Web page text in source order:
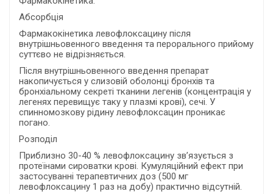
Абсорбція
Фармакокінетика левофлоксацину після
внутрішньовенного введення та перорального прийому
суттєво не відрізняється.
Після внутрішньовенного введення препарат
накопичується у слизовій оболонці бронхів та
бронхіальному секреті тканини легенів (концентрація у
легенях перевищує таку у плазмі крові), сечі. У
спинномозкову рідину левофлоксацин проникає
погано.
Розподіл
Приблизно 30-40 % левофлоксацину зв’язується з
протеїнами сироватки крові. Кумуляційний ефект при
застосуванні терапевтичних доз (500 мг
левофлоксацину 1 раз на добу) практично відсутній.